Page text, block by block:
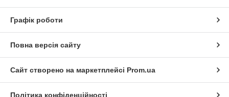
Графік роботи
Повна версія сайту
Сайт створено на маркетплейсі Prom.ua
Політика конфіденційності